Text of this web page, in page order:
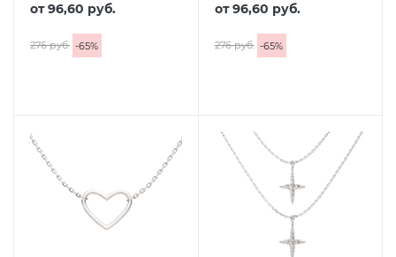
от96,60 руб.
276 руб. -65%
от96,60 руб.
276 руб. -65%